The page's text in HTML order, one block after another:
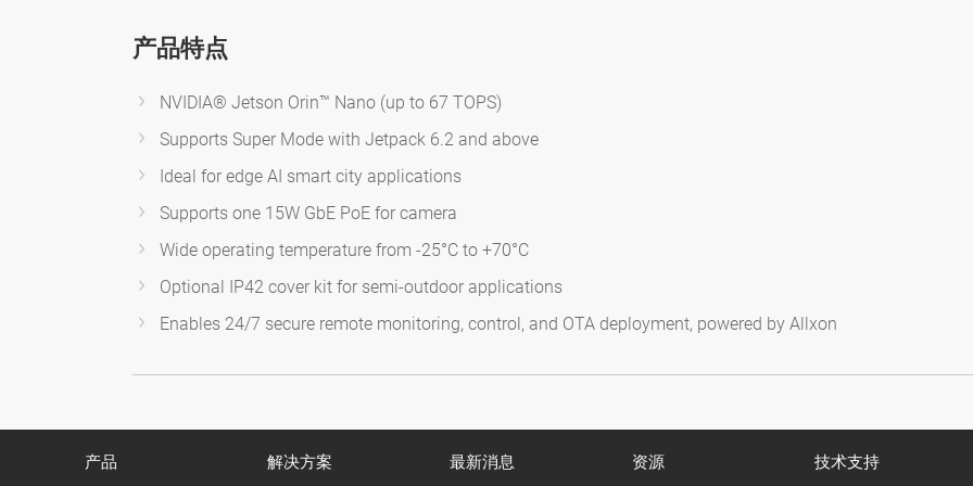
产品特点
NVIDIA® Jetson Orin™ Nano (up to 67 TOPS)
Supports Super Mode with Jetpack 6.2 and above
Ideal for edge AI smart city applications
Supports one 15W GbE PoE for camera
Wide operating temperature from -25°C to +70°C
Optional IP42 cover kit for semi-outdoor applications
Enables 24/7 secure remote monitoring, control, and OTA deployment, powered by Allxon
产品 解决方案 最新消息 资源 技术支持